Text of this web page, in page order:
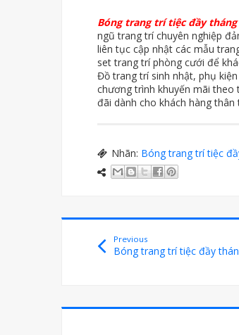
Bóng trang trí tiệc đầy
ngũ trang trí chuyên nghiệp
liên tục cập nhật các mẫu
set trang trí phòng cưới để
Đồ trang trí sinh nhật, phụ
chương trình khuyến mãi
đãi dành cho khách hàng
Nhãn: Bóng trang trí tiệc
Previous
Bóng trang trí tiệc đầy